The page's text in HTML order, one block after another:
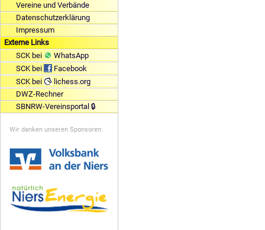
Vereine und Verbände
Datenschutzerklärung
Impressum
Externe Links
SCK bei
WhatsApp
SCK bei
Facebook
SCK bei
lichess.org
DWZ-Rechner
SBNRW-Vereinsportal 🔒
Wir danken unseren Sponsoren: